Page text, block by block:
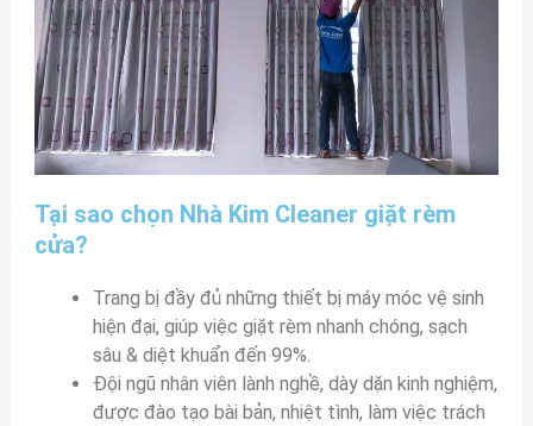
Tại sao chọn Nhà Kim Cleaner giặt rèm
cửa?
Trang bị đầy đủ những thiết bị máy móc vệ sinh
hiện đại, giúp việc giặt rèm nhanh chóng, sạch
sâu & diệt khuẩn đến 99%.
Đội ngũ nhân viên lành nghề, dày dặn kinh nghiệm,
được đào tạo bài bản, nhiệt tình, làm việc trách